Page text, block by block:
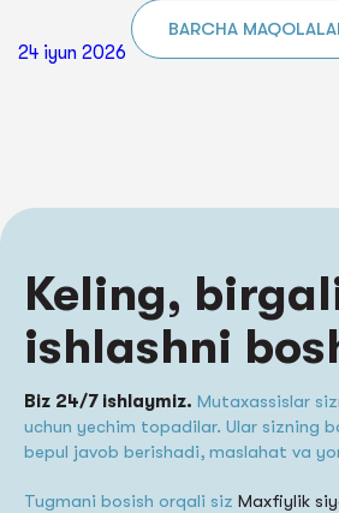
24 iyun 2026
BARCHA
Keling,
ishlashni
Biz 24/7 ishlaymiz. Mutaxassislar
uchun yechim topadilar. Ular sizning
bepul javob berishadi, maslahat va
Tugmani bosish orqali siz Maxfiylik